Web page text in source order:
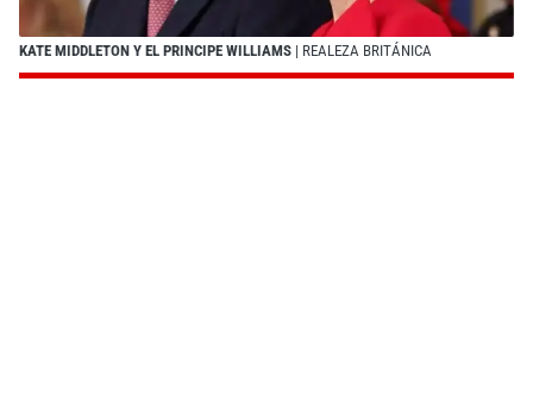
KATE MIDDLETON Y EL PRINCIPE WILLIAMS | REALEZA BRITÁNICA